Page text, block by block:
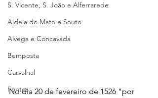
S. Vicente, S. João e Alferrarede
Aldeia do Mato e Souto
Alvega e Concavada
Bemposta
Carvalhal
Fontes
No dia 20 de fevereiro de 1526 "por